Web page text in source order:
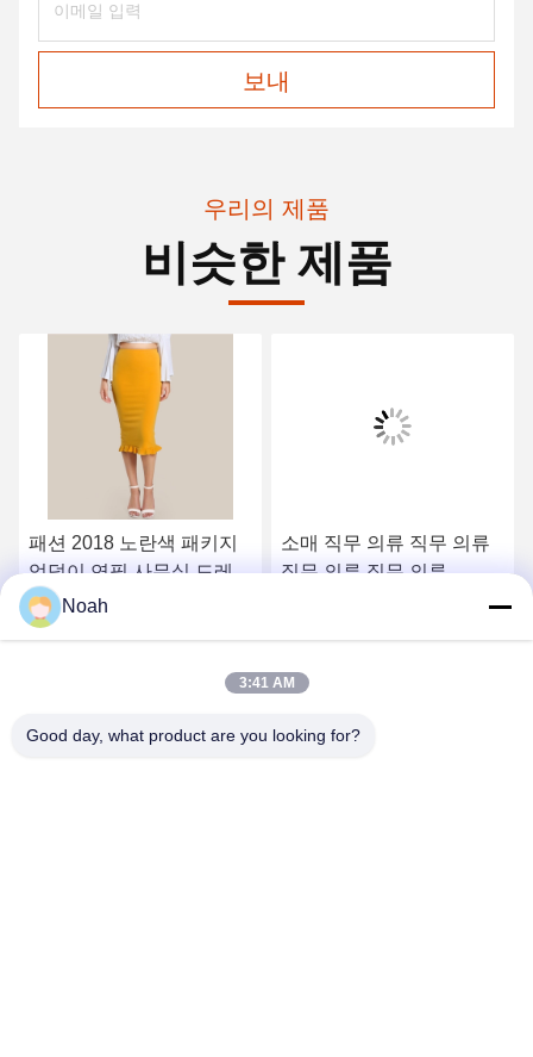
보내
우리의 제품
비슷한 제품
패션 2018 노란색 패키지
엉덩이 연필 사무실 드레스
여성
가장 좋은 가격 을 구하라
소매 직무 의류 직무 의류
직무 의류 직무 의류
Noah
3:41 AM
Good day, what product are you looking for?